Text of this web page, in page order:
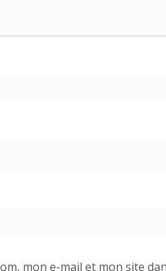
mon e-mail et mon site